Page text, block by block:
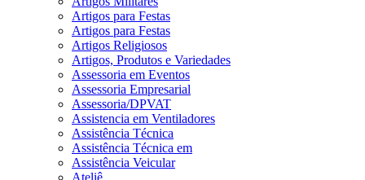
Artigos para Festas
Artigos para Festas
Artigos Religiosos
Artigos, Produtos e Variedades
Assessoria em Eventos
Assessoria Empresarial
Assessoria/DPVAT
Assistencia em Ventiladores
Assistência Técnica
Assistência Técnica em
Assistência Veicular
Ateliê